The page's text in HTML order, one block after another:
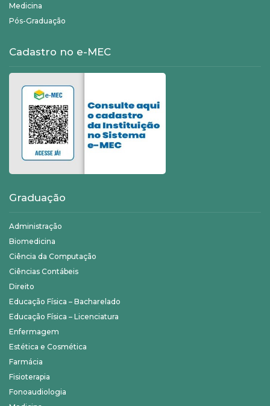
Medicina
Pós-Graduação
Cadastro no e-MEC
Graduação
Administração
Biomedicina
Ciência da Computação
Ciências Contábeis
Direito
Educação Física – Bacharelado
Educação Física – Licenciatura
Enfermagem
Estética e Cosmética
Farmácia
Fisioterapia
Fonoaudiologia